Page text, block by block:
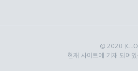
© 2020
현재 사이트에 기재 되어